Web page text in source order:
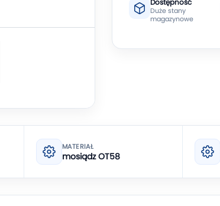
Dostępność
Duże stany
magazynowe
MATERIAŁ
mosiądz OT58